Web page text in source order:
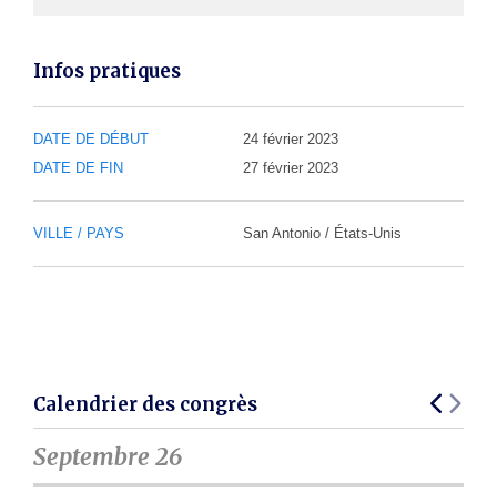
Infos pratiques
DATE DE DÉBUT
24 février 2023
DATE DE FIN
27 février 2023
VILLE / PAYS San Antonio / États-Unis
Calendrier des congrès
Septembre 26